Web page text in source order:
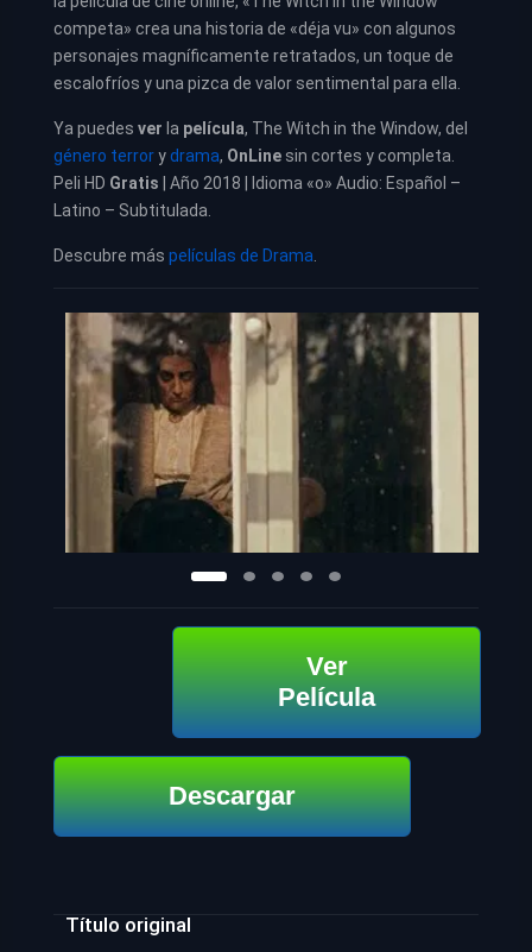
competa» crea una historia de «déja vu» con algunos
personajes magníficamente retratados, un toque de
escalofríos y una pizca de valor sentimental para ella.
Ya puedes ver la película, The Witch in the Window, del
género terrorydrama, OnLine sin cortes y completa.
Peli HD Gratis | Año 2018 | Idioma «o» Audio: Español –
Latino – Subtitulada.
Descubre más películas de Drama
Ver
Película
Descargar
Título original